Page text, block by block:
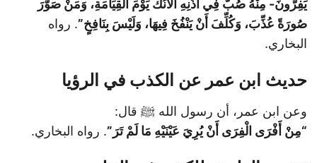
يَفِرُّونَ- مِنْهُ صُبَّ فِي أُذُنِهِ الآنُكُ يَوْمَ الْقِيَامَةِ، وَمَنْ صَوَّرَ
صُورَةً عُذِّبَ، وَكُلِّفَ أَنْ يَنْفُخَ فِيهَا، وَلَيْسَ بِنَافِخٍ”. رواه
البخاري.
حديث ابن عمر عن الكذب في الرؤيا
وعن ابن عمر، أن رسول الله ﷺ قال:
“مِنْ أَفْرَى الْفِرَى أَنْ يُرِيَ عَيْنَيْهِ مَا لَمْ تَرَ”. رواه البخاري.